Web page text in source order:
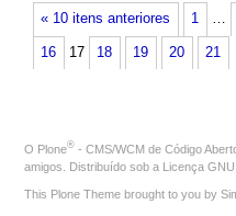
« 10 itens anteriores 1 …
16 17 18 19 20 21
O Plone® - CMS/WCM de Código
amigos. Distribuído sob a Licença GNU
This Plone Theme brought to you by